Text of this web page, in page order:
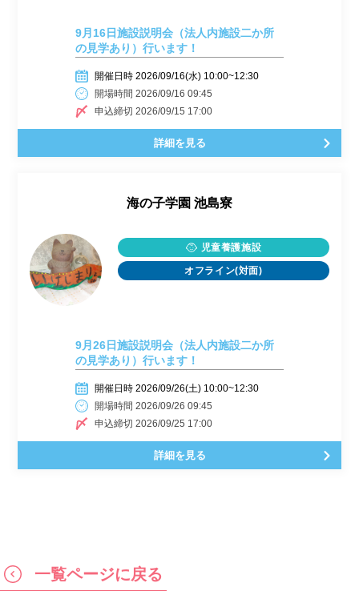
9月16日施設説明会（法人内施設二か所
の見学あり）行います！
開催日時 2026/09/16(水) 10:00~12:30
開場時間 2026/09/16 09:45
申込締切 2026/09/15 17:00
詳細を見る
海の子学園 池島寮
児童養護施設
オフライン(対面)
9月26日施設説明会（法人内施設二か所
の見学あり）行います！
開催日時 2026/09/26(土) 10:00~12:30
開場時間 2026/09/26 09:45
申込締切 2026/09/25 17:00
詳細を見る
一覧ページに戻る